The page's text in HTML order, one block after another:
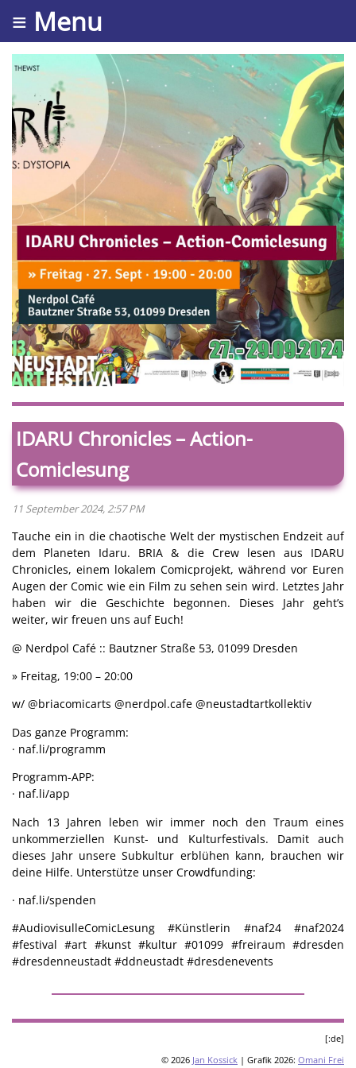
≡ Menu
IDARU Chronicles – Action-
Comiclesung
11 September 2024, 2:57 PM
Tauche ein in die chaotische Welt der mystischen Endzeit auf
dem Planeten Idaru. BRIA & die Crew lesen aus IDARU
Chronicles, einem lokalem Comicprojekt, während vor Euren
Augen der Comic wie ein Film zu sehen sein wird. Letztes Jahr
haben wir die Geschichte begonnen. Dieses Jahr geht’s
weiter, wir freuen uns auf Euch!
@ Nerdpol Café :: Bautzner Straße 53, 01099 Dresden
» Freitag, 19:00 – 20:00
w/ @briacomicarts @nerdpol.cafe @neustadtartkollektiv
Das ganze Programm:
· naf.li/programm
Programm-APP:
· naf.li/app
Nach 13 Jahren leben wir immer noch den Traum eines
unkommerziellen Kunst- und Kulturfestivals. Damit auch
dieses Jahr unsere Subkultur erblühen kann, brauchen wir
deine Hilfe. Unterstütze unser Crowdfunding:
· naf.li/spenden
#AudiovisulleComicLesung #Künstlerin #naf24 #naf2024
#festival #art #kunst #kultur #01099 #freiraum #dresden
#dresdenneustadt #ddneustadt #dresdenevents
[:de]
© 2026 Jan Kossick | Grafik 2026: Omani Frei